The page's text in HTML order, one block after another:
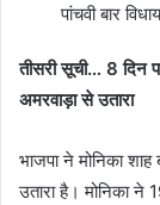
पांचवी बार
तीसरी सूची… 8 दिन
अमरवाड़ा से उतारा
भाजपा ने मोनिका
उतारा है। मोनिका ने